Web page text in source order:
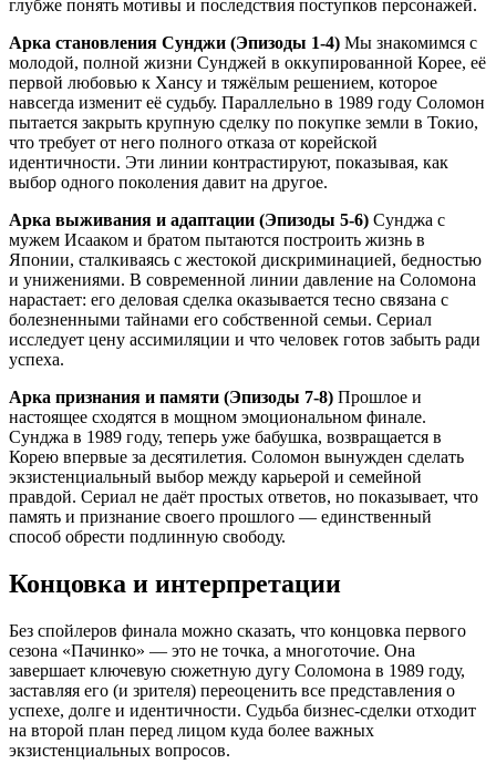
глубже понять мотивы и последствия поступков персонажей.
Арка становления Сунджи (Эпизоды 1-4) Мы знакомимся с
молодой, полной жизни Сунджей в оккупированной Корее, её
первой любовью к Хансу и тяжёлым решением, которое
навсегда изменит её судьбу. Параллельно в 1989 году Соломон
пытается закрыть крупную сделку по покупке земли в Токио,
что требует от него полного отказа от корейской
идентичности. Эти линии контрастируют, показывая, как
выбор одного поколения давит на другое.
Арка выживания и адаптации (Эпизоды 5-6) Сунджа с
мужем Исааком и братом пытаются построить жизнь в
Японии, сталкиваясь с жестокой дискриминацией, бедностью
и унижениями. В современной линии давление на Соломона
нарастает: его деловая сделка оказывается тесно связана с
болезненными тайнами его собственной семьи. Сериал
исследует цену ассимиляции и что человек готов забыть ради
успеха.
Арка признания и памяти (Эпизоды 7-8) Прошлое и
настоящее сходятся в мощном эмоциональном финале.
Сунджа в 1989 году, теперь уже бабушка, возвращается в
Корею впервые за десятилетия. Соломон вынужден сделать
экзистенциальный выбор между карьерой и семейной
правдой. Сериал не даёт простых ответов, но показывает, что
память и признание своего прошлого — единственный
способ обрести подлинную свободу.
Концовка и интерпретации
Без спойлеров финала можно сказать, что концовка первого
сезона «Пачинко» — это не точка, а многоточие. Она
завершает ключевую сюжетную дугу Соломона в 1989 году,
заставляя его (и зрителя) переоценить все представления о
успехе, долге и идентичности. Судьба бизнес-сделки отходит
на второй план перед лицом куда более важных
экзистенциальных вопросов.